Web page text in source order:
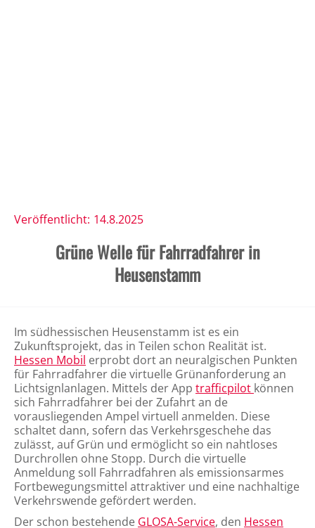
Veröffentlicht: 14.8.2025
Grüne Welle für Fahrradfahrer in
Heusenstamm
Im südhessischen Heusenstamm ist es ein
Zukunftsprojekt, das in Teilen schon Realität ist.
Hessen Mobil erprobt dort an neuralgischen Punkten
für Fahrradfahrer die virtuelle Grünanforderung an
Lichtsignlanlagen. Mittels der App trafficpilot können
sich Fahrradfahrer bei der Zufahrt an de
vorausliegenden Ampel virtuell anmelden. Diese
schaltet dann, sofern das Verkehrsgeschehe das
zulässt, auf Grün und ermöglicht so ein nahtloses
Durchrollen ohne Stopp. Durch die virtuelle
Anmeldung soll Fahrradfahren als emissionsarmes
Fortbewegungsmittel attraktiver und eine nachhaltige
Verkehrswende gefördert werden.
Der schon bestehende GLOSA-Service, den Hessen